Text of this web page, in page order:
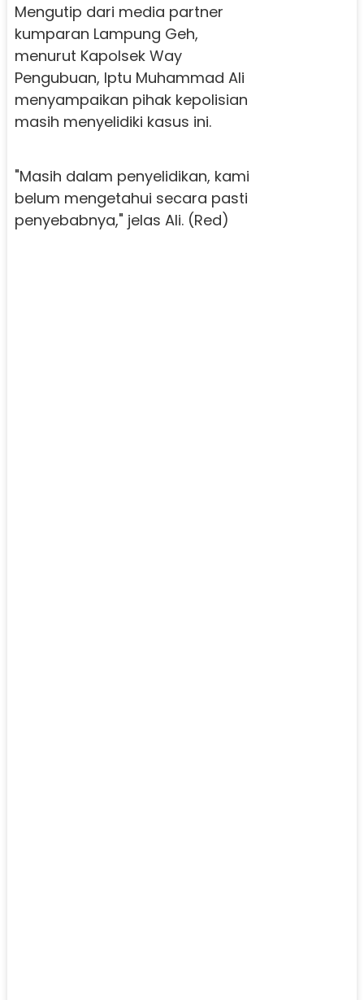
Mengutip dari media partner
kumparan Lampung Geh,
menurut Kapolsek Way
Pengubuan, Iptu Muhammad Ali
menyampaikan pihak kepolisian
masih menyelidiki kasus ini.
"Masih dalam penyelidikan, kami
belum mengetahui secara pasti
penyebabnya," jelas Ali. (Red)